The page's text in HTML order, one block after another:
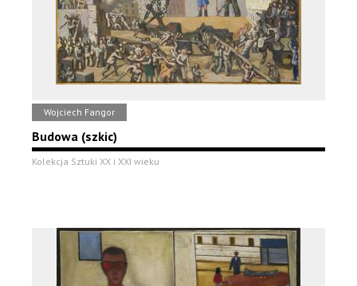
Wojciech Fangor
Budowa (szkic)
Kolekcja Sztuki XX i XXI wieku